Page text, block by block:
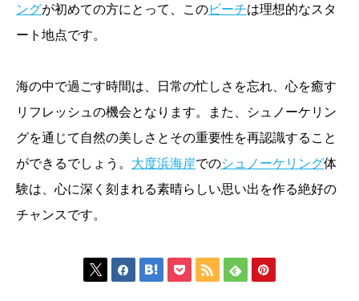
ングが初めての方にとって、このビーチは理想的なスタ
ート地点です。
海の中で過ごす時間は、日常の忙しさを忘れ、心を癒す
リフレッシュの機会となります。また、シュノーケリン
グを通じて自然の美しさとその重要性を再認識すること
ができるでしょう。 大度浜海岸でのシュノーケリング体
験は、心に深く刻まれる素晴らしい思い出を作る絶好の
チャンスです。
      